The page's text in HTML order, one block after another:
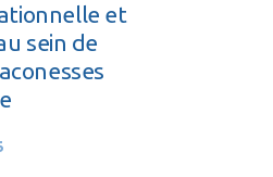
et
sein de